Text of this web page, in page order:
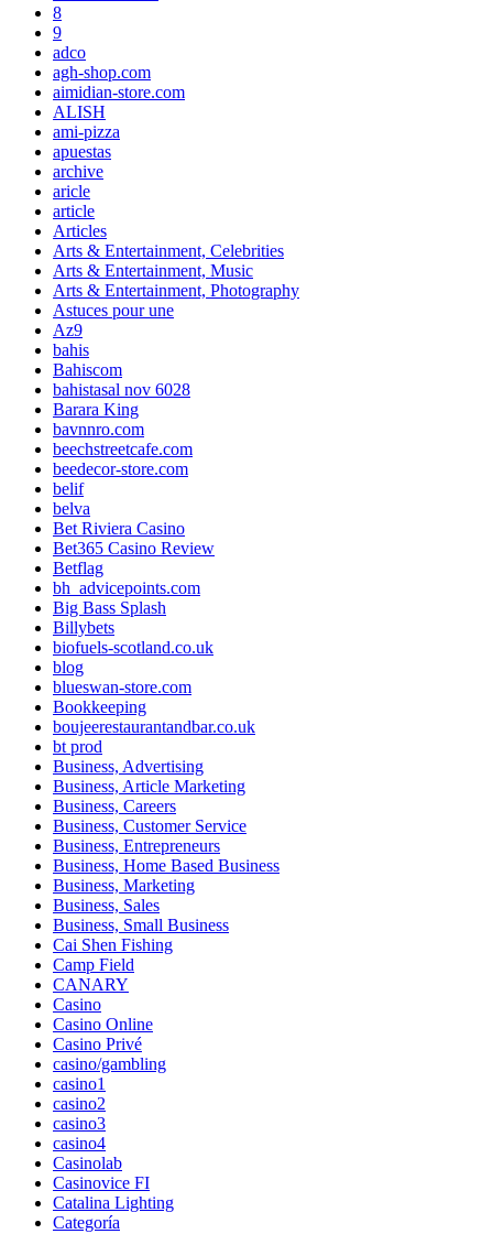
8
9
adco
agh-shop.com
aimidian-store.com
ALISH
ami-pizza
apuestas
archive
aricle
article
Articles
Arts & Entertainment, Celebrities
Arts & Entertainment, Music
Arts & Entertainment, Photography
Astuces pour une
Az9
bahis
Bahiscom
bahistasal nov 6028
Barara King
bavnnro.com
beechstreetcafe.com
beedecor-store.com
belif
belva
Bet Riviera Casino
Bet365 Casino Review
Betflag
bh_advicepoints.com
Big Bass Splash
Billybets
biofuels-scotland.co.uk
blog
blueswan-store.com
Bookkeeping
boujeerestaurantandbar.co.uk
bt prod
Business, Advertising
Business, Article Marketing
Business, Careers
Business, Customer Service
Business, Entrepreneurs
Business, Home Based Business
Business, Marketing
Business, Sales
Business, Small Business
Cai Shen Fishing
Camp Field
CANARY
Casino
Casino Online
Casino Privé
casino/gambling
casino1
casino2
casino3
casino4
Casinolab
Casinovice FI
Catalina Lighting
Categoría